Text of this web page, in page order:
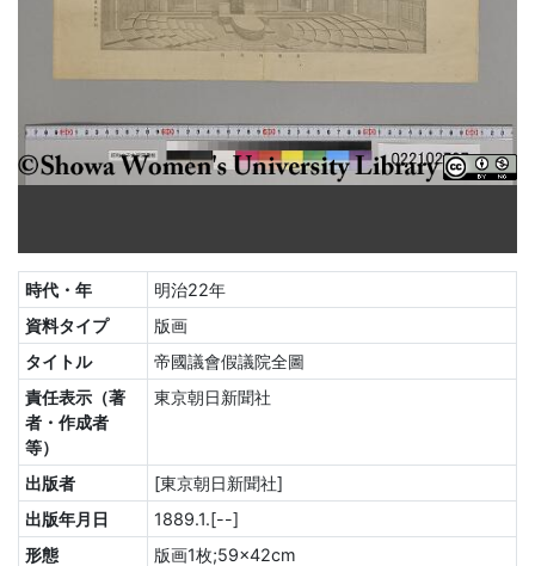
時代・年
明治22年
資料タイプ
版画
タイトル
帝國議會假議院全圖
責任表示（著
者・作成者
等）
東京朝日新聞社
出版者
[東京朝日新聞社]
出版年月日
1889.1.[--]
形態
版画1枚;59×42cm